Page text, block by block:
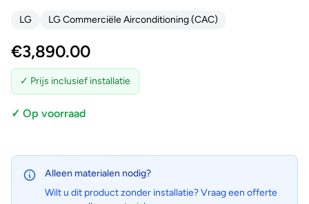
LG LG Commerciële Airconditioning (CAC)
€3,890.00
✓ Prijs inclusief installatie
✓ Op voorraad
Alleen materialen nodig?
Wilt u dit product zonder installatie? Vraag een offerte